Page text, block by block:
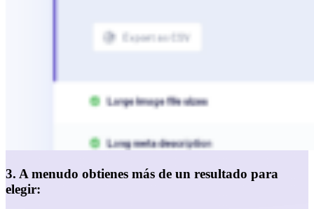
3. A menudo obtienes más de un resultado para
elegir: